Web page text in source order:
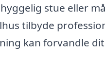
stue eller
tilbyde
kan forvandle